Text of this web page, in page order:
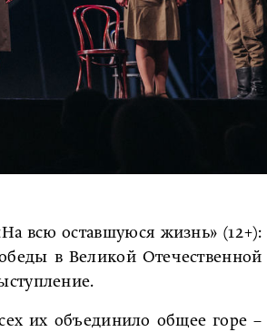
всю оставшуюся жизнь» (12+):
в Великой Отечественной
их объединило общее горе –